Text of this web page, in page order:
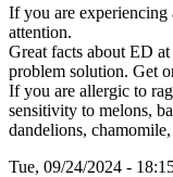
If you are experiencing
attention.
Great facts about ED at
problem solution. Get
If you are allergic to
sensitivity to melons,
dandelions,
Tue, 09/24/2024 -